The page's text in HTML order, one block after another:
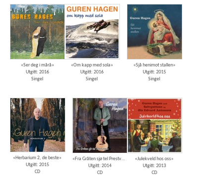
«Ser deg i mårå»
Utgitt: 2016
Singel
«Om kapp med sola»
Utgitt: 2016
Singel
«Sjå henimot stallen»
Utgitt: 2015
Singel
«Herbarium 2, de beste»
Utgitt: 2015
CD
«Fra Gråten sjø tel Prestvegen»
Utgitt: 2014
CD
«Julekveld hos oss»
Utgitt: 2013
CD